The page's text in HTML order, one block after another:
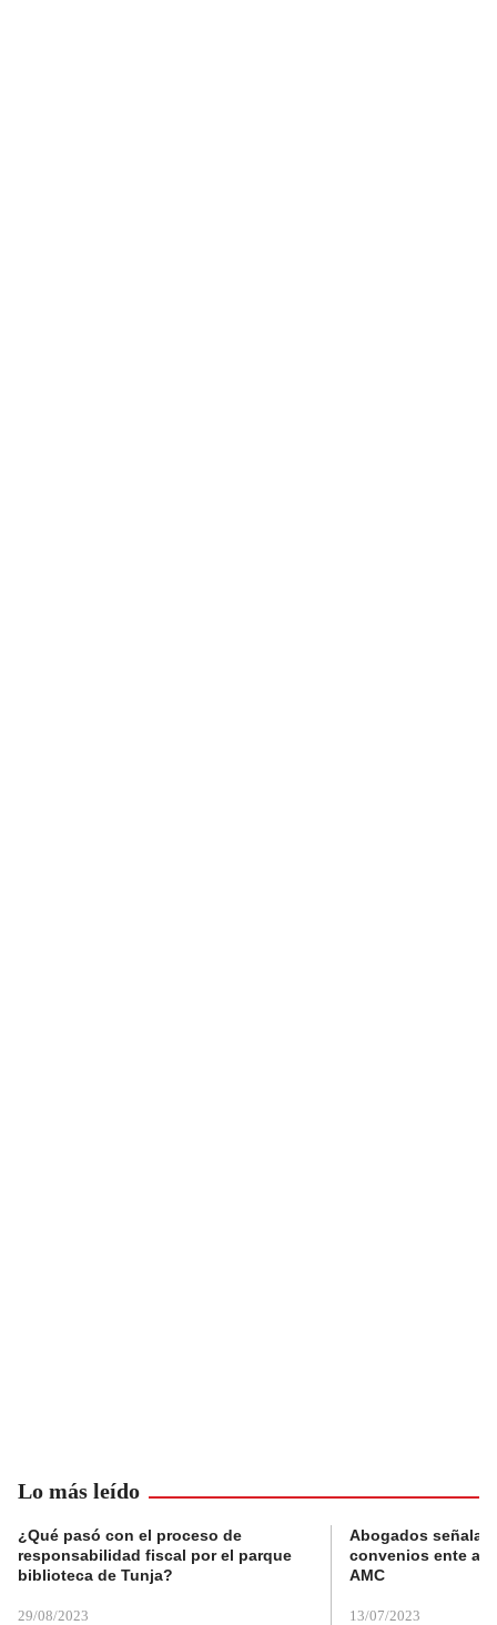
Lo más leído
¿Qué pasó con el proceso de
responsabilidad fiscal por el parque
biblioteca de Tunja?
29/08/2023
Abogados
convenios ente
AMC
13/07/2023